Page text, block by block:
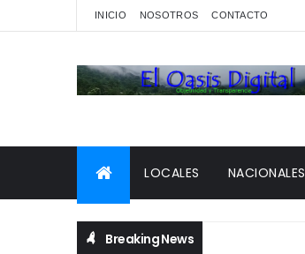
INICIO NOSOTROS CONTACTO
LOCALES NACIONALES
Breaking News